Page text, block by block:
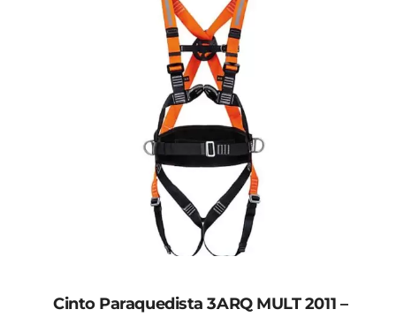
Cinto Paraquedista 3ARQ MULT 2011 –